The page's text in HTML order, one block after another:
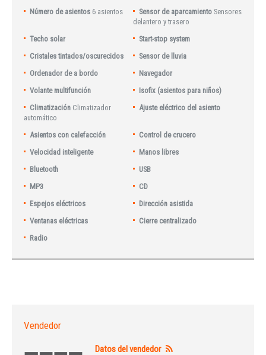
Número de asientos 6 asientos Sensor de aparcamiento Sensores
delantero y trasero
Techo solar
Start-stop system
Cristales tintados/oscurecidos
Sensor de lluvia
Ordenador de a bordo
Navegador
Volante multifunción
Isofix (asientos para niños)
Climatización Climatizador
automático
Ajuste eléctrico del asiento
Asientos con calefacción
Control de crucero
Velocidad inteligente
Manos libres
Bluetooth
USB
MP3
CD
Espejos eléctricos
Dirección asistida
Ventanas eléctricas
Cierre centralizado
Radio
Vendedor
Datos del vendedor